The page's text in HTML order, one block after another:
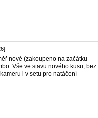
nové (zakoupeno na začátku
Vše ve stavu nového kusu, bez
i v setu pro natáčení